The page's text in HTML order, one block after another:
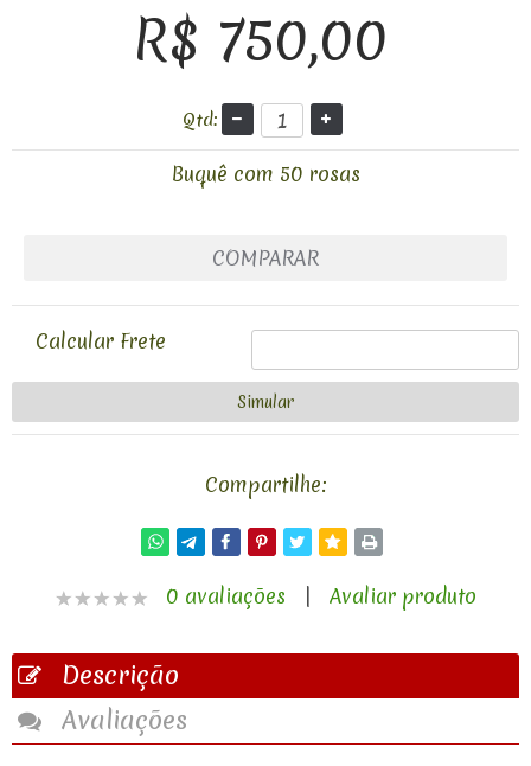
R$ 750,00
Qtd:
Buquê com 50 rosas
COMPARAR
Calcular Frete
Compartilhe:
0 avaliações | Avaliar produto
Descrição
Avaliações